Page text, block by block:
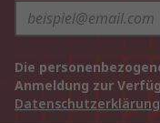
Die
Anmeldung zur
Datenschutzerklärung